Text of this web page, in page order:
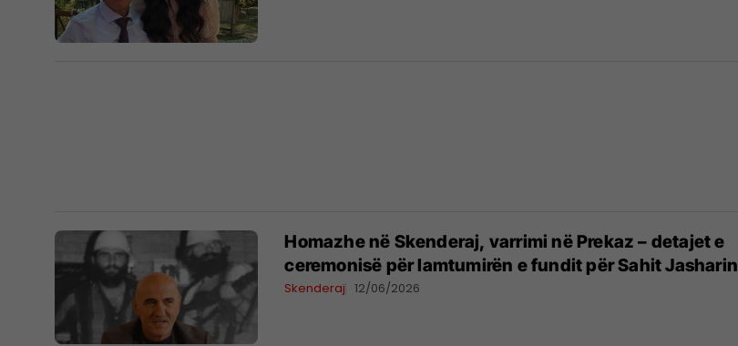
Homazhe në Skenderaj, varrimi në Prekaz – detajet e
ceremonisë për lamtumirën e fundit për Sahit Jasharin
Skenderaj 12/06/2026